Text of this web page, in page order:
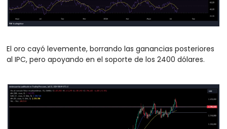
El oro cayó levemente, borrando las ganancias posteriores
al IPC, pero apoyando en el soporte de los 2400 dólares.